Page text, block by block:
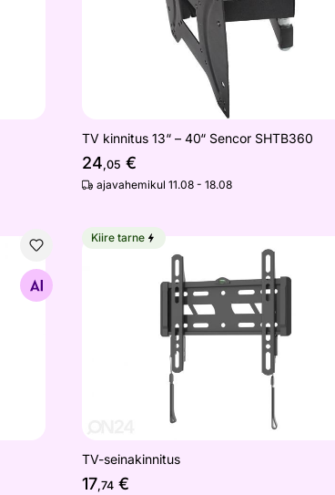
TV kinnitus 13“ – 40“ Sencor SHTB360
24,05 €
ajavahemikul 11.08 - 18.08
TV-seinakinnitus
Otsi sarnaseid
Kiire tarne
TV-seinakinnitus
17,74€